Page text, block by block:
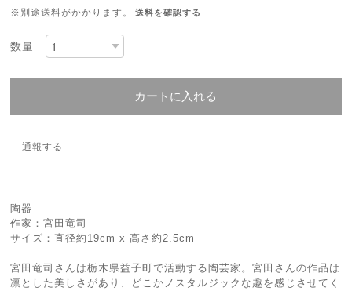
※別途送料がかかります。 送料を確認する
数量
カートに入れる
通報する
陶器
作家：宮田竜司
サイズ：直径約19cm x 高さ約2.5cm
宮田竜司さんは栃木県益子町で活動する陶芸家。宮田さんの作品は
凛とした美しさがあり、どこかノスタルジックな趣を感じさせてく